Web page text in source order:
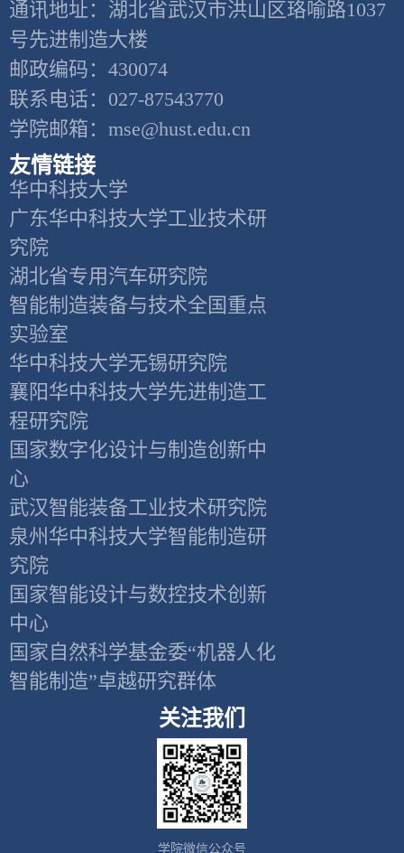
通讯地址：湖北省武汉市洪山区珞喻路1037
号先进制造大楼
邮政编码：430074
联系电话：027-87543770
学院邮箱：mse@hust.edu.cn
友情链接
华中科技大学
广东华中科技大学工业技术研
究院
湖北省专用汽车研究院
智能制造装备与技术全国重点
实验室
华中科技大学无锡研究院
襄阳华中科技大学先进制造工
程研究院
国家数字化设计与制造创新中
心
武汉智能装备工业技术研究院
泉州华中科技大学智能制造研
究院
国家智能设计与数控技术创新
中心
国家自然科学基金委“机器人化
智能制造”卓越研究群体
关注我们
学院微信公众号